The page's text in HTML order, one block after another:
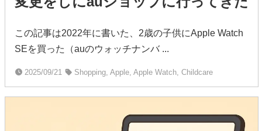
この記事は2022年に書いた、2歳の子供にApple Watch
SEを買った（auのウォッチナンバ ...
2025/09/21 Shopping, Apple, Apple Watch, Childcare